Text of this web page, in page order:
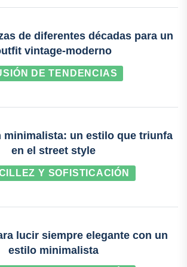
de diferentes décadas para un
vintage-moderno
DE TENDENCIAS
minimalista: un estilo que triunfa
en el street style
Y SOFISTICACIÓN
lucir siempre elegante con un
estilo minimalista